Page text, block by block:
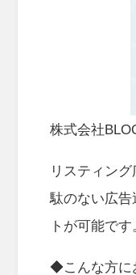
株式会社
リスティン
駄のない広告
トが可能です
◆こんな方に